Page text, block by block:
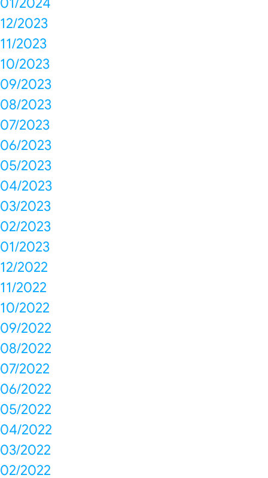
12/2023
11/2023
10/2023
09/2023
08/2023
07/2023
06/2023
05/2023
04/2023
03/2023
02/2023
01/2023
12/2022
11/2022
10/2022
09/2022
08/2022
07/2022
06/2022
05/2022
04/2022
03/2022
02/2022